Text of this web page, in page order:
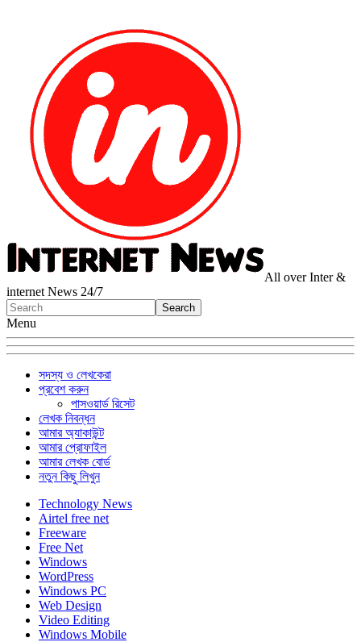
All over Inter &
internet News 24/7
Menu
সদস্য ও লেখকেরা
প্রবেশ করুন
পাসওয়ার্ড রিসেট
লেখক নিবন্ধন
আমার অ্যাকাউন্ট
আমার প্রোফাইল
আমার লেখক বোর্ড
নতুন কিছু লিখুন
Technology News
Airtel free net
Freeware
Free Net
Windows
WordPress
Windows PC
Web Design
Video Editing
Windows Mobile